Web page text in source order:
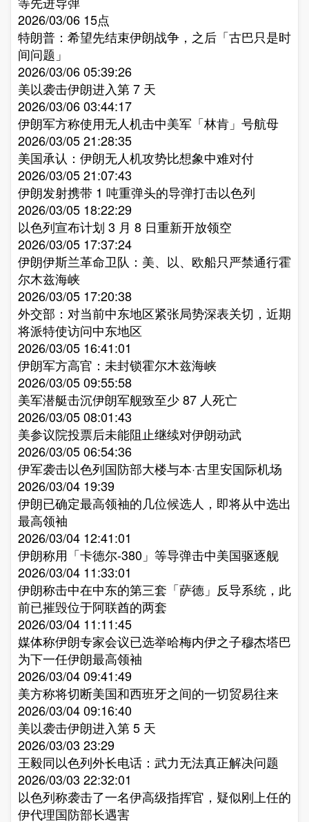
2026/03/06 15点
特朗普：希望先结束伊朗战争，之后「古巴只是时
间问题」​
2026/03/06 05:39:26
美以袭击伊朗进入第 7 天​
2026/03/06 03:44:17
伊朗军方称使用无人机击中美军「林肯」号航母​
2026/03/05 21:28:35
美国承认：伊朗无人机攻势比想象中难对付​
2026/03/05 21:07:43
伊朗发射携带 1 吨重弹头的导弹打击以色列​
2026/03/05 18:22:29
以色列宣布计划 3 月 8 日重新开放领空​
2026/03/05 17:37:24
伊朗伊斯兰革命卫队：美、以、欧船只严禁通行霍
尔木兹海峡​
2026/03/05 17:20:38
外交部：对当前中东地区紧张局势深表关切，近期
将派特使访问中东地区​
2026/03/05 16:41:01
伊朗军方高官：未封锁霍尔木兹海峡​
2026/03/05 09:55:58
美军潜艇击沉伊朗军舰致至少 87 人死亡​
2026/03/05 08:01:43
美参议院投票后未能阻止继续对伊朗动武​
2026/03/05 06:54:36
伊军袭击以色列国防部大楼与本·古里安国际机场​
2026/03/04 19:39
伊朗已确定最高领袖的几位候选人，即将从中选出
最高领袖​
2026/03/04 12:41:01
伊朗称用「卡德尔-380」等导弹击中美国驱逐舰​
2026/03/04 11:33:01
伊朗称击中在中东的第三套「萨德」反导系统，此
前已摧毁位于阿联酋的两套​
2026/03/04 11:11:45
媒体称伊朗专家会议已选举哈梅内伊之子穆杰塔巴
为下一任伊朗最高领袖​
2026/03/04 09:41:49
美方称将切断美国和西班牙之间的一切贸易往来​
2026/03/04 09:16:40
美以袭击伊朗进入第 5 天​
2026/03/03 23:29
王毅同以色列外长电话：武力无法真正解决问题​
2026/03/03 22:32:01
以色列称袭击了一名伊高级指挥官，疑似刚上任的
伊代理国防部长遇害​